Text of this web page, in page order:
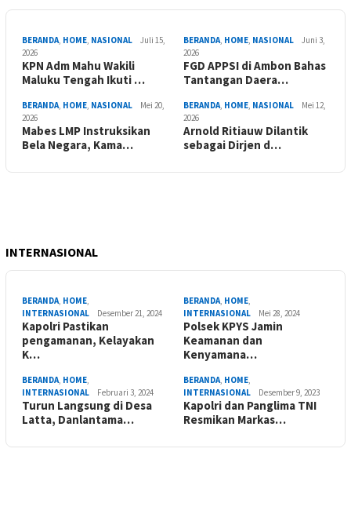
BERANDA, HOME, NASIONAL
Juli 15,
2026
KPN Adm Mahu Wakili
Maluku Tengah Ikuti …
BERANDA, HOME, NASIONAL
Juni 3,
2026
FGD APPSI di Ambon Bahas
Tantangan Daera…
BERANDA, HOME, NASIONAL
Mei 20,
2026
Mabes LMP Instruksikan
Bela Negara, Kama…
BERANDA, HOME, NASIONAL
Mei 12,
2026
Arnold Ritiauw Dilantik
sebagai Dirjen d…
INTERNASIONAL
BERANDA, HOME,
INTERNASIONAL
Desember 21, 2024
Kapolri Pastikan
pengamanan, Kelayakan
K…
BERANDA, HOME,
INTERNASIONAL
Mei 28, 2024
Polsek KPYS Jamin
Keamanan dan
Kenyamana…
BERANDA, HOME,
INTERNASIONAL
Februari 3, 2024
Turun Langsung di Desa
Latta, Danlantama…
BERANDA, HOME,
INTERNASIONAL
Desember 9, 2023
Kapolri dan Panglima TNI
Resmikan Markas…